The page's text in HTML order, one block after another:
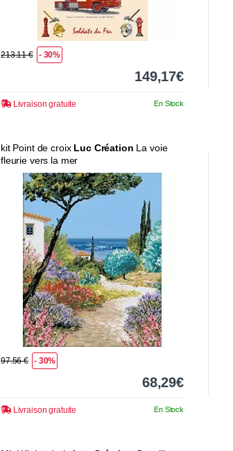
213.11 € - 30%
149,17€
Livraison gratuite En Stock
kit Point de croix Luc Création La voie
fleurie vers la mer
97.56 € - 30%
68,29€
Livraison gratuite En Stock